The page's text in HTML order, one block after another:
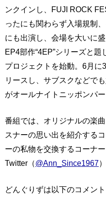
ンクインし、FUJI ROCK
ったにも関わらず入場規制
にも出演し、会場を大いに
EP4部作“4EP”シリーズと
プロジェクトを始動。6月に
リースし、サブスクなどで
がオールナイトニッポンパ
番組では、オリジナルの楽
スナーの思い出を紹介する
ーの私物を交換するコーナ
Twitter（@Ann_Since1967
どんぐりずは以下のコメント